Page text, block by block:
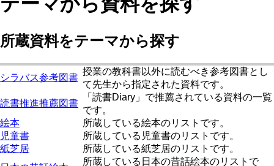
所蔵資料をテーマから探す
シラバス参考図書
授業の教科書以外に読むべき参考図書とし
て先生から指定された資料です。
読書推進推薦図書
「読書Diary」で推薦されている資料の一覧
です。
絵本
所蔵している絵本のリストです。
児童書
所蔵している児童書のリストです。
紙芝居
所蔵している紙芝居のリストです。
所蔵している日本の昔話絵本のリストで